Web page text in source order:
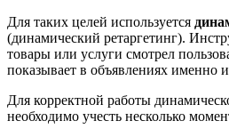
Для таких целей используется
(динамический ретаргетинг).
товары или услуги смотрел
показывает в объявлениях именно
Для корректной работы
необходимо учесть несколько